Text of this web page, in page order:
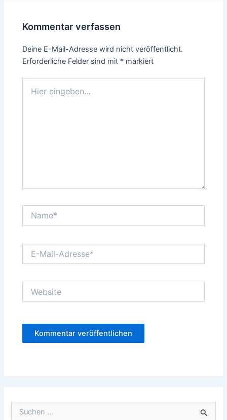
Kommentar verfassen
Deine E-Mail-Adresse wird nicht veröffentlicht.
Erforderliche Felder sind mit * markiert
eingeben…
Mail-